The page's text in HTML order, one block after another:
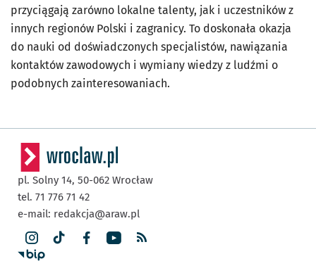
przyciągają zarówno lokalne talenty, jak i uczestników z
innych regionów Polski i zagranicy. To doskonała okazja
do nauki od doświadczonych specjalistów, nawiązania
kontaktów zawodowych i wymiany wiedzy z ludźmi o
podobnych zainteresowaniach.
pl. Solny 14, 50-062 Wrocław
tel. 71 776 71 42
e-mail: redakcja@araw.pl